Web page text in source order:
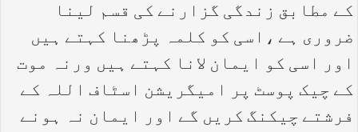
کے مطابق زندگی گزارنے کی قسم لینا
ضروری ہے ،اسی کو کلمہ پڑھنا کہتے ہیں
اور اسی کو ایمان لانا کہتے ہیں ورنہ موت
کے چیک پوسٹ پر امیگریشن اسٹاف اللہ کے
فرشتے چیکنگ کریں گے اور ایمان نہ ہونے